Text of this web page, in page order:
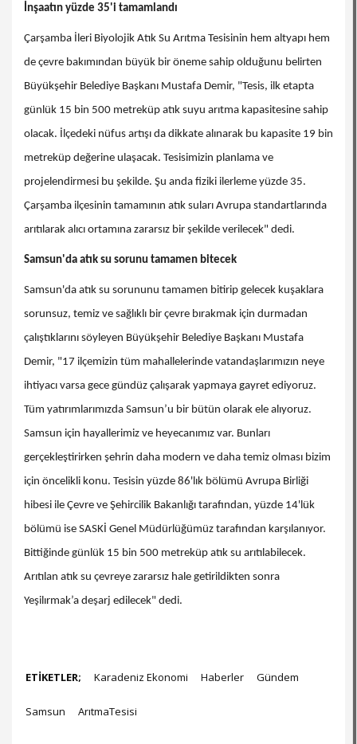
İnşaatın yüzde 35'i tamamlandı
Çarşamba İleri Biyolojik Atık Su Arıtma Tesisinin hem altyapı hem
de çevre bakımından büyük bir öneme sahip olduğunu belirten
Büyükşehir Belediye Başkanı Mustafa Demir, "Tesis, ilk etapta
günlük 15 bin 500 metreküp atık suyu arıtma kapasitesine sahip
olacak. İlçedeki nüfus artışı da dikkate alınarak bu kapasite 19 bin
metreküp değerine ulaşacak. Tesisimizin planlama ve
projelendirmesi bu şekilde. Şu anda fiziki ilerleme yüzde 35.
Çarşamba ilçesinin tamamının atık suları Avrupa standartlarında
arıtılarak alıcı ortamına zararsız bir şekilde verilecek" dedi.
Samsun'da atık su sorunu tamamen bitecek
Samsun'da atık su sorununu tamamen bitirip gelecek kuşaklara
sorunsuz, temiz ve sağlıklı bir çevre bırakmak için durmadan
çalıştıklarını söyleyen Büyükşehir Belediye Başkanı Mustafa
Demir, "17 ilçemizin tüm mahallelerinde vatandaşlarımızın neye
ihtiyacı varsa gece gündüz çalışarak yapmaya gayret ediyoruz.
Tüm yatırımlarımızda Samsun’u bir bütün olarak ele alıyoruz.
Samsun için hayallerimiz ve heyecanımız var. Bunları
gerçekleştirirken şehrin daha modern ve daha temiz olması bizim
için öncelikli konu. Tesisin yüzde 86'lık bölümü Avrupa Birliği
hibesi ile Çevre ve Şehircilik Bakanlığı tarafından, yüzde 14'lük
bölümü ise SASKİ Genel Müdürlüğümüz tarafından karşılanıyor.
Bittiğinde günlük 15 bin 500 metreküp atık su arıtılabilecek.
Arıtılan atık su çevreye zararsız hale getirildikten sonra
Yeşilırmak’a deşarj edilecek" dedi.
ETİKETLER; Karadeniz Ekonomi Haberler Gündem
Samsun ArıtmaTesisi